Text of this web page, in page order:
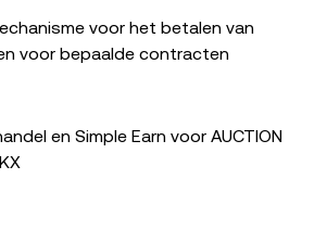
voor het betalen van
voor bepaalde contracten
en Simple Earn voor AUCTION